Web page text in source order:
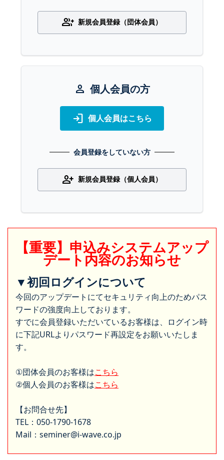
group_add 新規会員登録（団体会員）
person 個人会員の方
login 個人会員はこちら
会員登録をしていない方
person_add 新規会員登録（個人会員）
【重要】申込みシステムアップ
デート内容のお知らせ
▼初回ログインについて
今回のアップデートにてセキュリティ向上のためパス
ワードの強度向上しております。
すでに会員登録いただいているお客様は、ログイン時
に下記URLよりパスワード再設定をお願いいたしま
す。
①団体会員のお客様はこちら
②個人会員のお客様はこちら
【お問合せ先】
TEL：050-1790-1678
Mail：seminer@i-wave.co.jp